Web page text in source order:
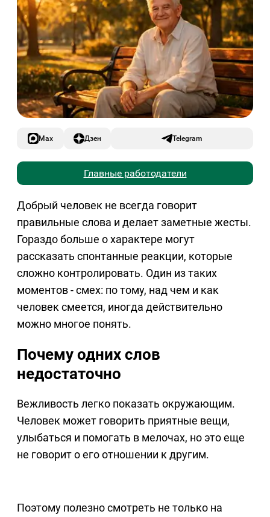
Max Дзен Telegram
Главные работодатели
Добрый человек не всегда говорит
правильные слова и делает заметные жесты.
Гораздо больше о характере могут
рассказать спонтанные реакции, которые
сложно контролировать. Один из таких
моментов - смех: по тому, над чем и как
человек смеется, иногда действительно
можно многое понять.
Почему одних слов
недостаточно
Вежливость легко показать окружающим.
Человек может говорить приятные вещи,
улыбаться и помогать в мелочах, но это еще
не говорит о его отношении к другим.
Поэтому полезно смотреть не только на